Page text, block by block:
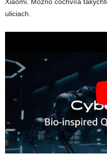
Xiaomi. Možno čochvíľa
uliciach.